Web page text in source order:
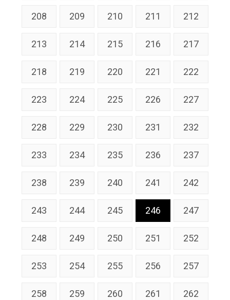
208 209 210 211 212
213 214 215 216 217
218 219 220 221 222
223 224 225 226 227
228 229 230 231 232
233 234 235 236 237
238 239 240 241 242
243 244 245 246 247
248 249 250 251 252
253 254 255 256 257
258 259 260 261 262